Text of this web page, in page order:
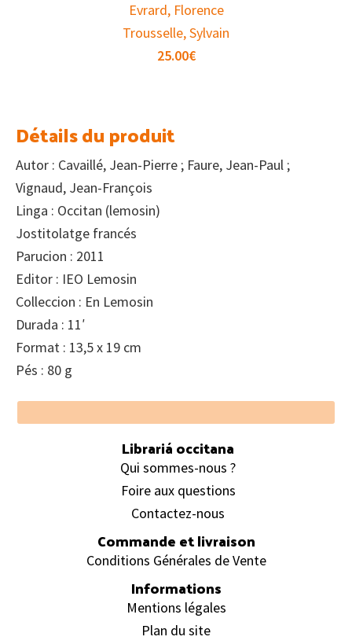
Evrard, Florence
Trousselle, Sylvain
25.00€
Détails du produit
Autor : Cavaillé, Jean-Pierre ; Faure, Jean-Paul ;
Vignaud, Jean-François
Linga : Occitan (lemosin)
Jostitolatge francés
Parucion : 2011
Editor : IEO Lemosin
Colleccion : En Lemosin
Durada : 11′
Format : 13,5 x 19 cm
Pés : 80 g
Footer
Librariá occitana
Qui sommes-nous ?
Foire aux questions
Contactez-nous
Commande et livraison
Conditions Générales de Vente
Informations
Mentions légales
Plan du site